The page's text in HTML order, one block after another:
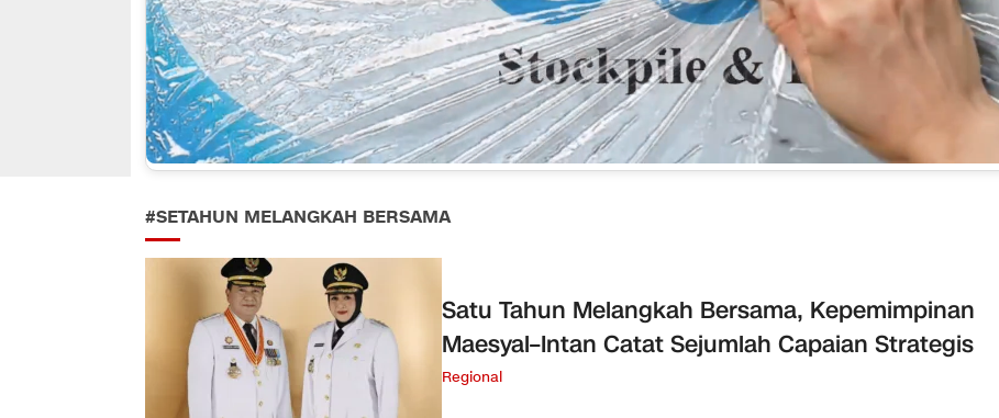
#SETAHUN MELANGKAH BERSAMA
Satu Tahun Melangkah Bersama, Kepemimpinan
Maesyal–Intan Catat Sejumlah Capaian Strategis
Regional